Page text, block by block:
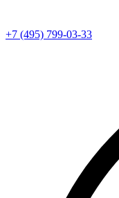
+7 (495) 799-03-33